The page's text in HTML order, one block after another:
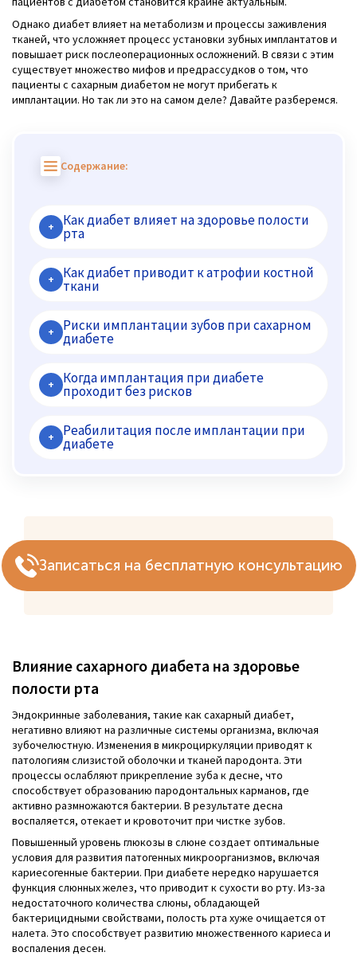
Однако диабет влияет на метаболизм и процессы заживления
тканей, что усложняет процесс установки зубных имплантатов и
повышает риск послеоперационных осложнений. В связи с этим
существует множество мифов и предрассудков о том, что
пациенты с сахарным диабетом не могут прибегать к
имплантации. Но так ли это на самом деле? Давайте разберемся.
Содержание:
+ Как диабет влияет на здоровье полости
рта
+ Как диабет приводит к атрофии костной
ткани
+ Риски имплантации зубов при сахарном
диабете
+ Когда имплантация при диабете
проходит без рисков
+ Реабилитация после имплантации при
диабете
Записаться на бесплатную консультацию
Влияние сахарного диабета на здоровье
полости рта
Эндокринные заболевания, такие как сахарный диабет,
негативно влияют на различные системы организма, включая
зубочелюстную. Изменения в микроциркуляции приводят к
патологиям слизистой оболочки и тканей пародонта. Эти
процессы ослабляют прикрепление зуба к десне, что
способствует образованию пародонтальных карманов, где
активно размножаются бактерии. В результате десна
воспаляется, отекает и кровоточит при чистке зубов.
Повышенный уровень глюкозы в слюне создает оптимальные
условия для развития патогенных микроорганизмов, включая
кариесогенные бактерии. При диабете нередко нарушается
функция слюнных желез, что приводит к сухости во рту. Из-за
недостаточного количества слюны, обладающей
бактерицидными свойствами, полость рта хуже очищается от
налета. Это способствует развитию множественного кариеса и
воспаления десен.